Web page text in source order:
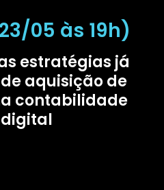
05 às 19h)
estratégias já
aquisição de
contabilidade
digital